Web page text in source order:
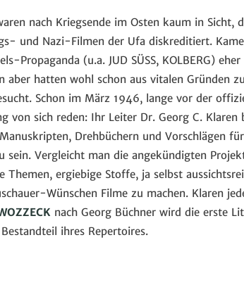
nach Kriegsende im Osten kaum in Sicht,
und Nazi-Filmen der Ufa diskreditiert.
Propaganda (u.a. JUD SÜSS, KOLBERG)
aber hatten wohl schon aus vitalen Gründen
Schon im März 1946, lange vor der
von sich reden: Ihr Leiter Dr. Georg C.
Drehbüchern und Vorschlägen
sein. Vergleicht man die angekündigten
Themen, ergiebige Stoffe, ja selbst
Wünschen Filme zu machen. Klaren
nach Georg Büchner wird die erste
ihres Repertoires.